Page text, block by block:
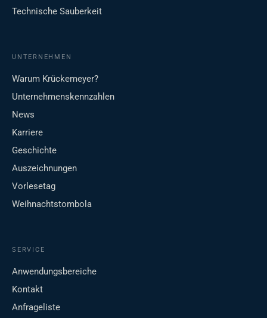
Technische Sauberkeit
UNTERNEHMEN
Warum Krückemeyer?
Unternehmenskennzahlen
News
Karriere
Geschichte
Auszeichnungen
Vorlesetag
Weihnachtstombola
SERVICE
Anwendungsbereiche
Kontakt
Anfrageliste